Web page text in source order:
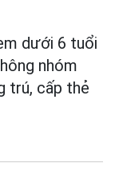
dưới 6 tuổi
nhóm
trú, cấp thẻ